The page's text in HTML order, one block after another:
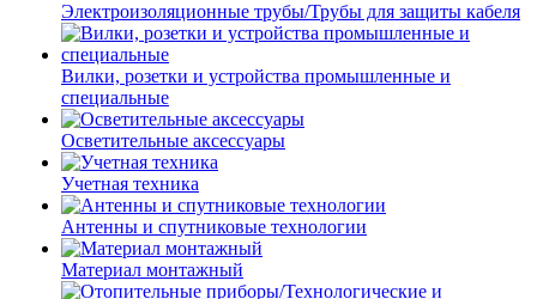
Электроизоляционные трубы/Трубы для защиты кабеля
Вилки, розетки и устройства промышленные и
специальные
Осветительные аксессуары
Учетная техника
Антенны и спутниковые технологии
Материал монтажный